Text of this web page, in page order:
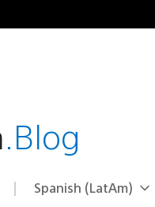
.Blog
Elige
Región
Spanish (LatAm)